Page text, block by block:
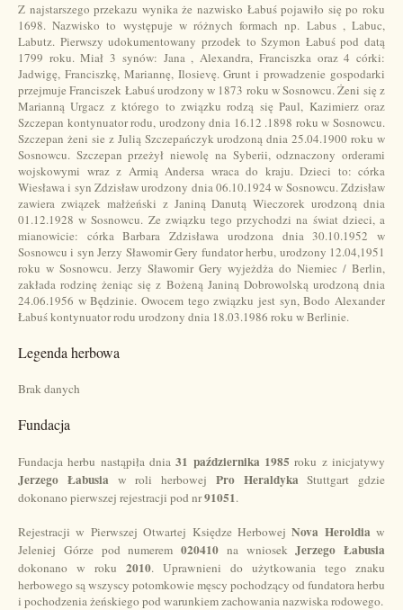
Z najstarszego przekazu wynika że nazwisko Łabuś pojawiło się po roku
1698. Nazwisko to występuje w różnych formach np. Labus , Labuc,
Labutz. Pierwszy udokumentowany przodek to Szymon Łabuś pod datą
1799 roku. Miał 3 synów: Jana , Alexandra, Franciszka oraz 4 córki:
Jadwigę, Franciszkę, Mariannę, Ilosievę. Grunt i prowadzenie gospodarki
przejmuje Franciszek Łabuś urodzony w 1873 roku w Sosnowcu. Żeni się z
Marianną Urgacz z którego to związku rodzą się Paul, Kazimierz oraz
Szczepan kontynuator rodu, urodzony dnia 16.12 .1898 roku w Sosnowcu.
Szczepan żeni sie z Julią Szczepańczyk urodzoną dnia 25.04.1900 roku w
Sosnowcu. Szczepan przeżył niewolę na Syberii, odznaczony orderami
wojskowymi wraz z Armią Andersa wraca do kraju. Dzieci to: córka
Wiesława i syn Zdzisław urodzony dnia 06.10.1924 w Sosnowcu. Zdzisław
zawiera związek małżeński z Janiną Danutą Wieczorek urodzoną dnia
01.12.1928 w Sosnowcu. Ze związku tego przychodzi na świat dzieci, a
mianowicie: córka Barbara Zdzisława urodzona dnia 30.10.1952 w
Sosnowcu i syn Jerzy Sławomir Gery fundator herbu, urodzony 12.04,1951
roku w Sosnowcu. Jerzy Sławomir Gery wyjeżdża do Niemiec / Berlin,
zakłada rodzinę żeniąc się z Bożeną Janiną Dobrowolską urodzoną dnia
24.06.1956 w Będzinie. Owocem tego związku jest syn, Bodo Alexander
Łabuś kontynuator rodu urodzony dnia 18.03.1986 roku w Berlinie.
Legenda herbowa
Brak danych
Fundacja
Fundacja herbu nastąpiła dnia31 października 1985 roku z inicjatywy
Jerzego Łabusiaw roli herbowej Pro HeraldykaStuttgart gdzie
dokonano pierwszej rejestracji pod nr91051.
Rejestracji w Pierwszej Otwartej Księdze HerbowejNova Heroldiaw
Jeleniej Górze pod numerem 020410 na wniosekJerzego Łabusia
dokonano w roku 2010. Uprawnieni do użytkowania tego znaku
herbowego są wszyscy potomkowie męscy pochodzący od fundatora herbu
i pochodzenia żeńskiego pod warunkiem zachowania nazwiska rodowego.